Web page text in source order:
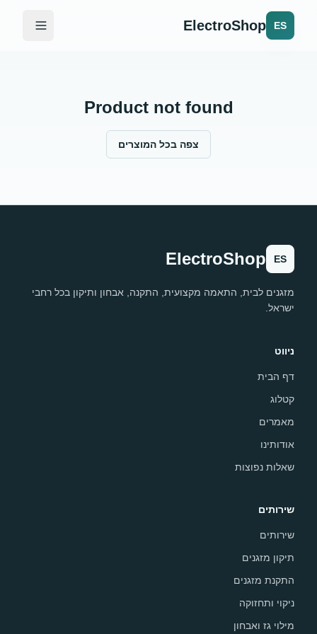
ES
ElectroShop
Product not found
צפה בכל המוצרים
ES
ElectroShop
מזגנים לבית, התאמה מקצועית, התקנה, אבחון ותיקון בכל רחבי
ישראל.
ניווט
דף הבית
קטלוג
מאמרים
אודותינו
שאלות נפוצות
שירותים
שירותים
תיקון מזגנים
התקנת מזגנים
ניקוי ותחזוקה
מילוי גז ואבחון